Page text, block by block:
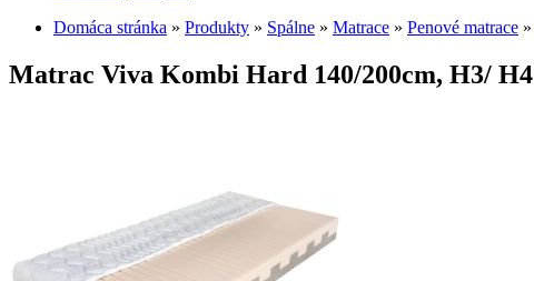
Domáca stránka » Produkty » Spálne » Matrace » Penové matrace »
Matrac Viva Kombi Hard 140/200cm, H3/ H4